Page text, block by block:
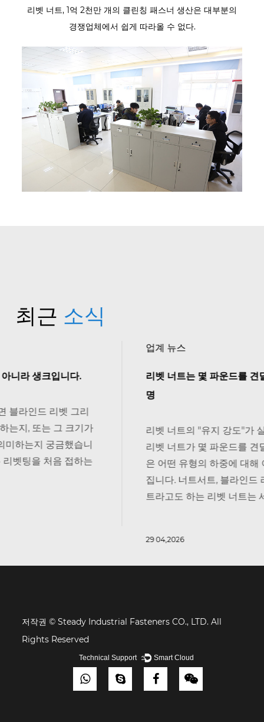
리벳 너트, 1억 2천만 개의 클린칭 패스너 생산은 대부분의
경쟁업체에서 쉽게 따라올 수 없다.
최근 소식
리벳 너트는 몇 파운드를 견딜 수 있나요? 부하 용
리벳 너트의 "유지 강도"가 실제로 의미하는 것 사
리벳 너트가 몇 파운드를 견딜 수 있는지 묻는다면
은 어떤 유형의 하중에 대해 이야기하는지에 따라
집니다. 너트서트, 블라인드 리벳 너트 또는 나사형
트라고도 하는 리벳 너트는 세 가지 뚜...
저작권 © Steady Industrial Fasteners CO., LTD. All
Rights Reserved
Technical Support ： Smart Cloud